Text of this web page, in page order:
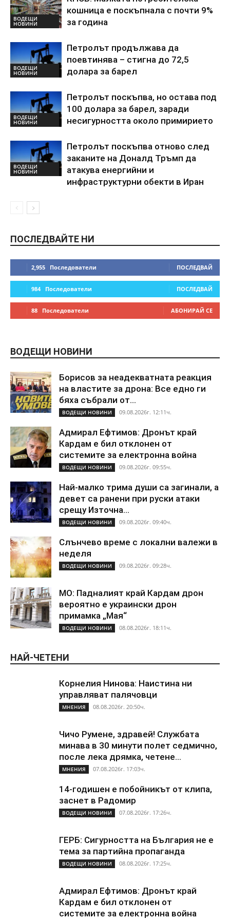
ВОДЕЩИ
НОВИНИ
кошница е поскъпнала с почти 9%
за година
ВОДЕЩИ
НОВИНИ
Петролът продължава да
поевтинява – стигна до 72,5
долара за барел
ВОДЕЩИ
НОВИНИ
Петролът поскъпва, но остава под
100 долара за барел, заради
несигурността около примирието
ВОДЕЩИ
НОВИНИ
Петролът поскъпва отново след
заканите на Доналд Тръмп да
атакува енергийни и
инфраструктурни обекти в Иран
ПОСЛЕДВАЙТЕ НИ
2,955 Последователи ПОСЛЕДВАЙ
984 Последователи ПОСЛЕДВАЙ
88 Последователи АБОНИРАЙ СЕ
ВОДЕЩИ НОВИНИ
Борисов за неадекватната реакция
на властите за дрона: Все едно ги
бяха събрали от...
ВОДЕЩИ НОВИНИ 09.08.2026г. 12:11ч.
Адмирал Ефтимов: Дронът край
Кардам е бил отклонен от
системите за електронна война
ВОДЕЩИ НОВИНИ 09.08.2026г. 09:55ч.
Най-малко трима души са загинали, а
девет са ранени при руски атаки
срещу Източна...
ВОДЕЩИ НОВИНИ 09.08.2026г. 09:40ч.
Слънчево време с локални валежи в
неделя
ВОДЕЩИ НОВИНИ 09.08.2026г. 09:28ч.
МО: Падналият край Кардам дрон
вероятно е украински дрон
примамка „Мая“
ВОДЕЩИ НОВИНИ 08.08.2026г. 18:11ч.
НАЙ-ЧЕТЕНИ
Корнелия Нинова: Наистина ни
управляват палячовци
МНЕНИЯ 08.08.2026г. 20:50ч.
Чичо Румене, здравей! Службата
минава в 30 минути полет седмично,
после лека дрямка, четене...
МНЕНИЯ 07.08.2026г. 17:03ч.
14-годишен е побойникът от клипа,
заснет в Радомир
ВОДЕЩИ НОВИНИ 07.08.2026г. 17:26ч.
ГЕРБ: Сигурността на България не е
тема за партийна пропаганда
ВОДЕЩИ НОВИНИ 08.08.2026г. 17:25ч.
Адмирал Ефтимов: Дронът край
Кардам е бил отклонен от
системите за електронна война